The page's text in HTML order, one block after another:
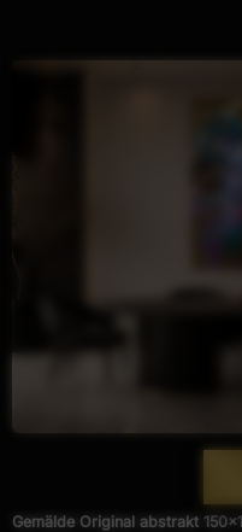
Gemälde Original abstrakt